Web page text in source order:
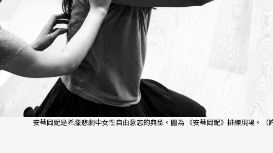
安蒂岡妮是希臘悲劇中女性自由意志的典型。圖為 《安蒂岡妮》排練現場。（許